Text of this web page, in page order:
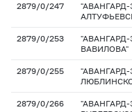
2879/0/247
2879/0/253
ВАВИЛОВА"
2879/0/255
2879/0/266